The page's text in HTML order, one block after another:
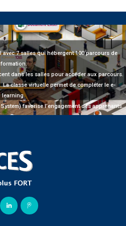
7 salles qui hébergent 100 parcours de
formation.
dans les salles pour accéder aux parcours.
classe virtuelle permet de compléter le e-
learning.
favorise l’engagement des apprenants.